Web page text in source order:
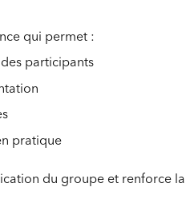
qui permet :
participants
pratique
du groupe et renforce la